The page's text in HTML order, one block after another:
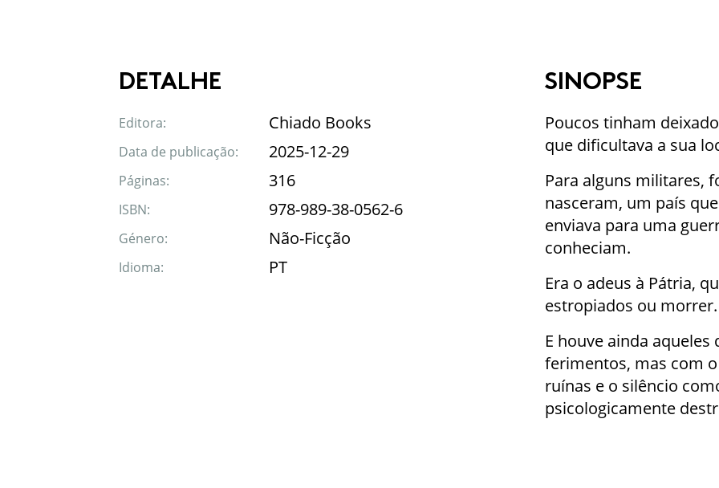
DETALHE
Editora: Chiado Books
Data de publicação: 2025-12-29
Páginas: 316
ISBN: 978-989-38-0562-6
Género: Não-Ficção
Idioma: PT
SINOPSE
Poucos tinham
que dificultava a sua
Para alguns militares,
nasceram, um país
enviava para uma
conheciam.
Era o adeus à Pátria,
estropiados ou morrer.
E houve ainda
ferimentos, mas com
ruínas e o silêncio
psicologicamente